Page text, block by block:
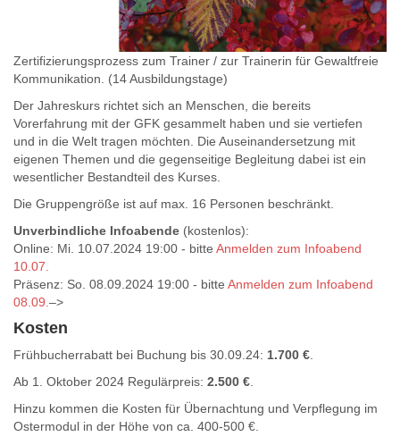
Zertifizierungsprozess zum Trainer / zur Trainerin für Gewaltfreie
Kommunikation. (14 Ausbildungstage)
Der Jahreskurs richtet sich an Menschen, die bereits
Vorerfahrung mit der GFK gesammelt haben und sie vertiefen
und in die Welt tragen möchten. Die Auseinandersetzung mit
eigenen Themen und die gegenseitige Begleitung dabei ist ein
wesentlicher Bestandteil des Kurses.
Die Gruppengröße ist auf max. 16 Personen beschränkt.
Unverbindliche Infoabende (kostenlos):
Online: Mi. 10.07.2024 19:00 - bitte Anmelden zum Infoabend
10.07.
Präsenz: So. 08.09.2024 19:00 - bitte Anmelden zum Infoabend
08.09. –>
Kosten
Frühbucherrabatt bei Buchung bis 30.09.24: 1.700 €
Ab 1. Oktober 2024 Regulärpreis: 2.500 €
Hinzu kommen die Kosten für Übernachtung und Verpflegung im
Ostermodul in der Höhe von ca. 400-500 €.